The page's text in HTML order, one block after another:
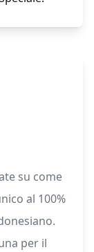
su come
al 100%
per il